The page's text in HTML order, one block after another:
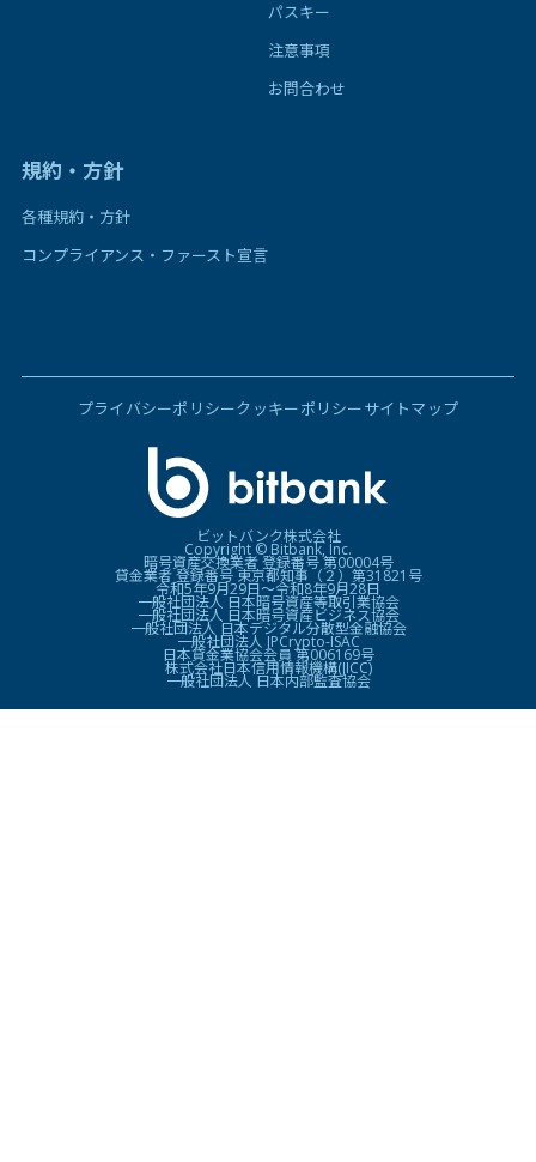
パスキー
注意事項
お問合わせ
規約・方針
各種規約・方針
コンプライアンス・ファースト宣言
プライバシーポリシークッキーポリシーサイトマップ
ビットバンク株式会社
Copyright © Bitbank, Inc.
暗号資産交換業者 登録番号 第00004号
貸金業者 登録番号 東京都知事（２）第31821号
令和5年9月29日〜令和8年9月28日
一般社団法人 日本暗号資産等取引業協会
一般社団法人 日本暗号資産ビジネス協会
一般社団法人 日本デジタル分散型金融協会
一般社団法人 JPCrypto-ISAC
日本貸金業協会会員 第006169号
株式会社日本信用情報機構(JICC)
一般社団法人 日本内部監査協会